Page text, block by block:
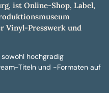
ist Online-Shop, Label,
Vinyl-Presswerk und
hochgradig
Titeln und -Formaten auf